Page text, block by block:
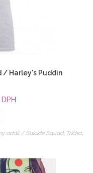
/ Harley's Puddin
oddíl / Suicide Squad Trička